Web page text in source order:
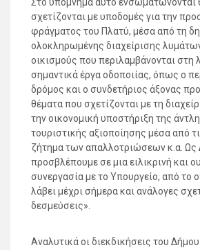
Στο υπόμνημα αυτό ενσωματώνονται
σχετίζονται με υποδομές για την
φράγματος του Πλατύ, μέσα από τη
ολοκληρωμένης διαχείρισης
οικισμούς που περιλαμβάνονται στη
σημαντικά έργα οδοποιίας, όπως ο
δρόμος και ο συνδετήριος άξονας
θέματα που σχετίζονται με τη
την οικονομική υποστήριξη της
τουριστικής αξιοποίησης μέσα από
ζήτημα των απαλλοτριώσεων κ.α. Ως
προσβλέπουμε σε μια ειλικρινή και
συνεργασία με το Υπουργείο, από το
λάβει μέχρι σήμερα και ανάλογες
δεσμεύσεις».
Αναλυτικά οι διεκδικήσεις του